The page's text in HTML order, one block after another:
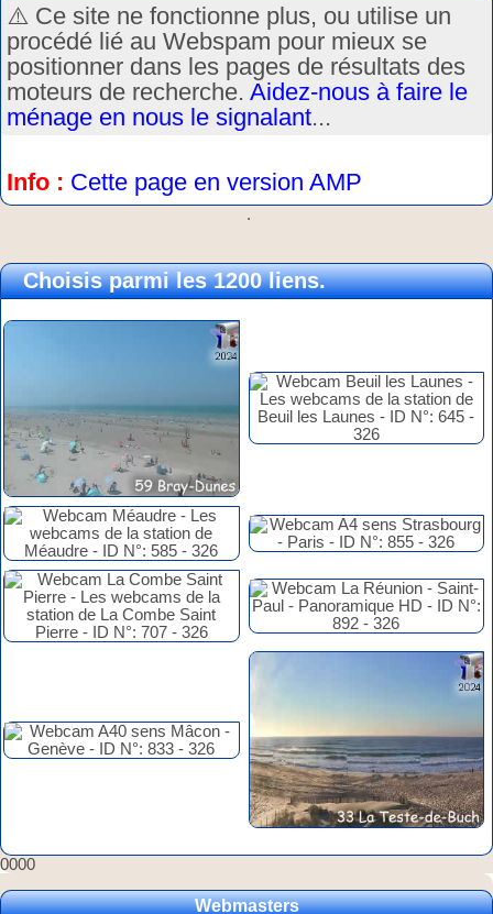
⚠️ Ce site ne fonctionne plus, ou utilise un
procédé lié au Webspam pour mieux se
positionner dans les pages de résultats des
moteurs de recherche. Aidez-nous à faire le
ménage en nous le signalant...
Info : Cette page en version AMP
.
Choisis parmi les 1200 liens.
0000
Webmasters